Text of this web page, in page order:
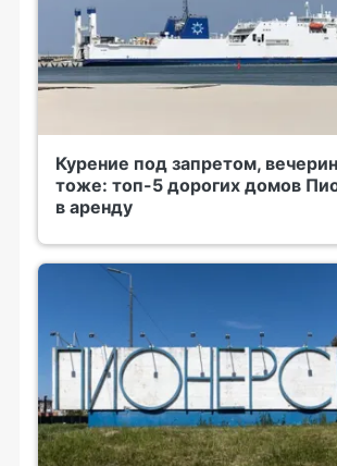
Курение под запретом,
тоже: топ-5 дорогих домов
в аренду